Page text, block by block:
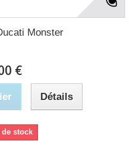
Monster
€
Détails
de stock